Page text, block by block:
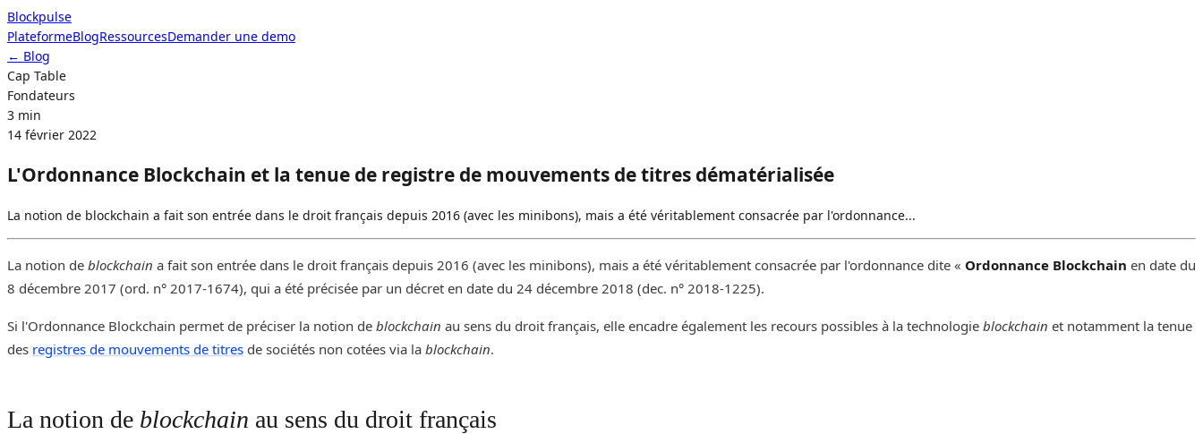
Blockpulse
PlateformeBlogRessourcesDemander une demo
Demander une demo
← Blog
Cap Table
Fondateurs
3 min
14 février 2022
L'Ordonnance Blockchain et la tenue de registre de mouvements de titres dématérialisée
La notion de blockchain a fait son entrée dans le droit français depuis 2016 (avec les minibons), mais a été véritablement consacrée par l'ordonnance...
La notion de blockchain a fait son entrée dans le droit français depuis 2016 (avec les minibons), mais a été véritablement consacrée par l'ordonnance dite « Ordonnance Blockchain en date du
8 décembre 2017 (ord. n° 2017-1674), qui a été précisée par un décret en date du 24 décembre 2018 (dec. n° 2018-1225).
Si l'Ordonnance Blockchain permet de préciser la notion de blockchain au sens du droit français, elle encadre également les recours possibles à la technologie blockchain et notamment la tenue
des registres de mouvements de titres de sociétés non cotées via la blockchain.
La notion de blockchain au sens du droit français